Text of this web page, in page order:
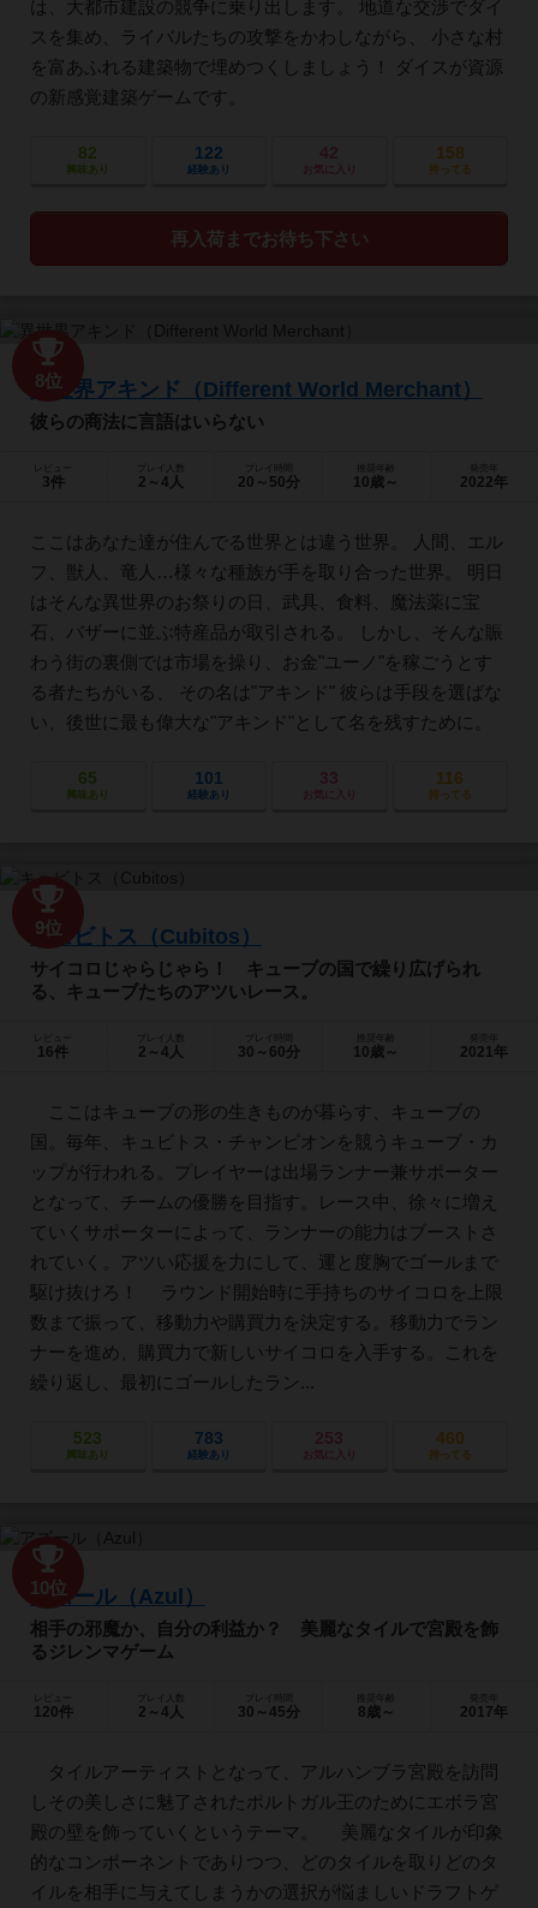
は、大都市建設の競争に乗り出します。 地道な交渉でダイ
スを集め、ライバルたちの攻撃をかわしながら、 小さな村
を富あふれる建築物で埋めつくしましょう！ ダイスが資源
の新感覚建築ゲームです。
82
興味あり
122
経験あり
42
お気に入り
158
持ってる
再入荷までお待ち下さい
8位
異世界アキンド（Different World Merchant）
彼らの商法に言語はいらない
3件
プレイ人数
2～4人 20～50分 10歳～ 2022年
ここはあなた達が住んでる世界とは違う世界。 人間、エル
フ、獣人、竜人…様々な種族が手を取り合った世界。 明日
はそんな異世界のお祭りの日、武具、食料、魔法薬に宝
石、バザーに並ぶ特産品が取引される。 しかし、そんな賑
わう街の裏側では市場を操り、お金"ユーノ"を稼ごうとす
る者たちがいる、 その名は"アキンド" 彼らは手段を選ばな
い、後世に最も偉大な"アキンド"として名を残すために。
65
興味あり
101
経験あり
33
お気に入り
116
持ってる
9位
キュビトス（Cubitos）
サイコロじゃらじゃら！ キューブの国で繰り広げられ
る、キューブたちのアツいレース。
16件
プレイ人数
2～4人 30～60分 10歳～ 2021年
ここはキューブの形の生きものが暮らす、キューブの
国。毎年、キュビトス・チャンピオンを競うキューブ・カ
ップが行われる。プレイヤーは出場ランナー兼サポーター
となって、チームの優勝を目指す。レース中、徐々に増え
ていくサポーターによって、ランナーの能力はブーストさ
れていく。アツい応援を力にして、運と度胸でゴールまで
駆け抜けろ！ ラウンド開始時に手持ちのサイコロを上限
数まで振って、移動力や購買力を決定する。移動力でラン
ナーを進め、購買力で新しいサイコロを入手する。これを
繰り返し、最初にゴールしたラン...
523
興味あり
783
経験あり
253
お気に入り
460
持ってる
10位
アズール（Azul）
相手の邪魔か、自分の利益か？ 美麗なタイルで宮殿を飾
るジレンマゲーム
120件
プレイ人数
2～4人 30～45分
推奨年齢
8歳～ 2017年
タイルアーティストとなって、アルハンブラ宮殿を訪問
しその美しさに魅了されたポルトガル王のためにエボラ宮
殿の壁を飾っていくというテーマ。 美麗なタイルが印象
的なコンポーネントでありつつ、どのタイルを取りどのタ
イルを相手に与えてしまうかの選択が悩ましいドラフトゲ